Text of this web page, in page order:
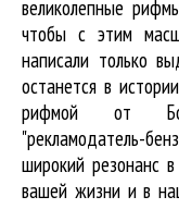
великолепные
чтобы с этим
написали только
останется в
рифмой от
"рекламодатель-
широкий резонанс
вашей жизни и в